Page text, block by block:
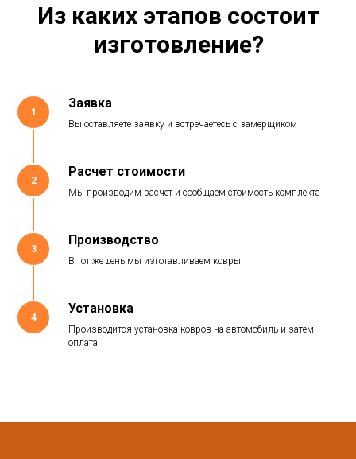
Из каких этапов состоит
изготовление?
1
Заявка
Вы оставляете заявку и встречаетесь с замерщиком
2
Расчет стоимости
Мы производим расчет и сообщаем стоимость комплекта
3
Производство
В тот же день мы изготавливаем ковры
4
Установка
Производится установка ковров на автомобиль и затем
оплата